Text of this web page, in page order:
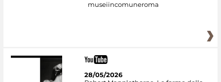
museiincomuneroma
28/05/2026